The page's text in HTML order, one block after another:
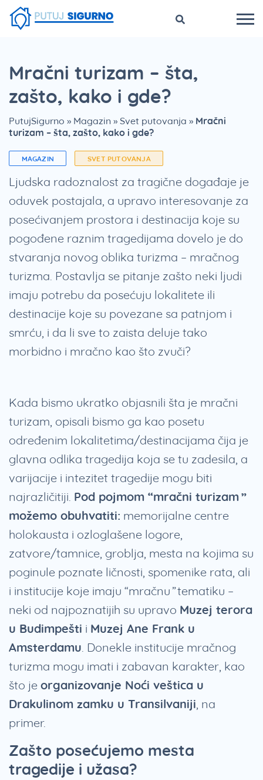
Mračni turizam – šta,
zašto, kako i gde?
PutujSigurno » Magazin » Svet putovanja » Mračni
turizam – šta, zašto, kako i gde?
MAGAZIN SVET PUTOVANJA
Ljudska radoznalost za tragične događaje je
oduvek postajala, a upravo interesovanje za
posećivanjem prostora i destinacija koje su
pogođene raznim tragedijama dovelo je do
stvaranja novog oblika turizma – mračnog
turizma. Postavlja se pitanje zašto neki ljudi
imaju potrebu da posećuju lokalitete ili
destinacije koje su povezane sa patnjom i
smrću, i da li sve to zaista deluje tako
morbidno i mračno kao što zvuči?
Kada bismo ukratko objasnili šta je mračni
turizam, opisali bismo ga kao posetu
određenim lokalitetima/destinacijama čija je
glavna odlika tragedija koja se tu zadesila, a
varijacije i intezitet tragedije mogu biti
najrazličitiji. Pod pojmom “mračni turizam”
možemo obuhvatiti: memorijalne centre
holokausta i ozloglašene logore,
zatvore/tamnice, groblja, mesta na kojima su
poginule poznate ličnosti, spomenike rata, ali
i institucije koje imaju “mračnu” tematiku –
neki od najpoznatijih su upravo Muzej terora
u Budimpešti i Muzej Ane Frank u
Amsterdamu. Donekle institucije mračnog
turizma mogu imati i zabavan karakter, kao
što je organizovanje Noći veštica u
Drakulinom zamku u Transilvaniji, na
primer.
Zašto posećujemo mesta
tragedije i užasa?